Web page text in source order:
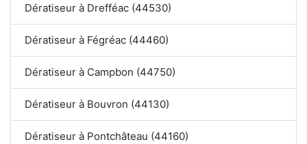
Dératiseur à Drefféac (44530)
Dératiseur à Fégréac (44460)
Dératiseur à Campbon (44750)
Dératiseur à Bouvron (44130)
Dératiseur à Pontchâteau (44160)